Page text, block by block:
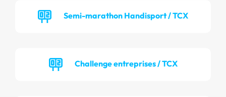
Semi-marathon Handisport / TCX
Challenge entreprises / TCX